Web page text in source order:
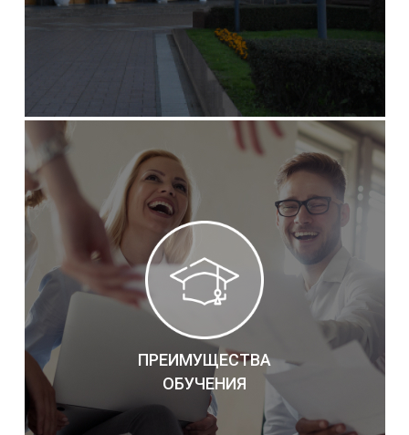
ПРЕИМУЩЕСТВА
ОБУЧЕНИЯ